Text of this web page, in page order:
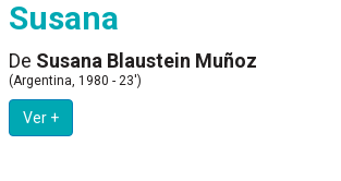
Susana
De Susana Blaustein Muñoz
(Argentina, 1980 - 23')
Ver +